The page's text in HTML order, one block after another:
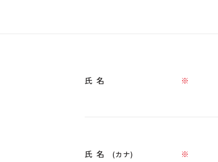
氏名 ※
氏名(カナ) ※